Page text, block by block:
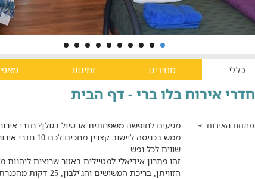
כללי מחירים זמינות
חדרי אירוח בלו ברי - דף הבית
מתחם האירוח
מגיעים לחופשה משפחתית או טיול בגולן? חדרי
ממש בכניסה
שווים לכל נפש.
זהו פתרון אידיאלי למטיילים באזור שרוצים
הזוויתן, בריכת המשושים והג'ילבון, 25 דקות מהכנרת וממיטב האטרקציות של הגולן.